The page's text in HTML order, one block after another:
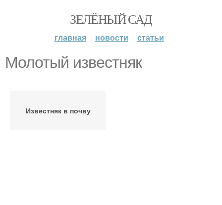
ЗЕЛЁНЫЙ САД
главная новости статьи
Молотый известняк
Известняк в почву